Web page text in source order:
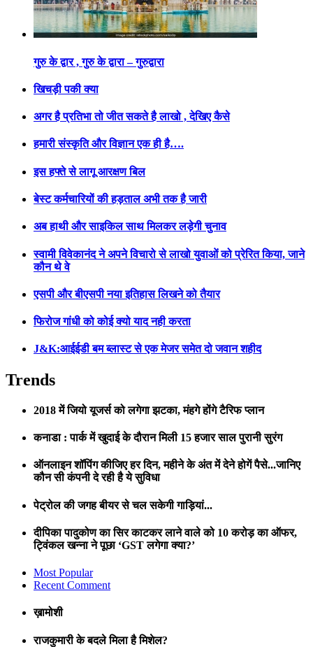
गुरु के द्वार , गुरु के द्वारा – गुरुद्वारा
खिचड़ी पकी क्या
अगर है प्रतिभा तो जीत सकते है लाखो , देखिए कैसे
हमारी संस्कृति और विज्ञान एक ही है….
इस हफ्ते से लागू आरक्षण बिल
बेस्ट कर्मचारियों की हड़ताल अभी तक है जारी
अब हाथी और साइकिल साथ मिलकर लड़ेगी चुनाव
स्वामी विवेकानंद ने अपने विचारो से लाखो युवाओं को प्रेरित किया, जाने
कौन थे वे
एसपी और बीएसपी नया इतिहास लिखने को तैयार
फिरोज गांधी को कोई क्यो याद नही करता
J&K:आईईडी बम ब्लास्ट से एक मेजर समेत दो जवान शहीद
Trends
2018 में जियो यूजर्स को लगेगा झटका, मंहगे होंगे टैरिफ प्लान
कनाडा : पार्क में खुदाई के दौरान मिली 15 हजार साल पुरानी सुरंग
ऑनलाइन शॉपिंग कीजिए हर दिन, महीने के अंत में देने होगें पैसे...जानिए
कौन सी कंपनी दे रही है ये सुविधा
पेट्रोल की जगह बीयर से चल सकेगी गाड़ियां...
दीपिका पादुकोण का सिर काटकर लाने वाले को 10 करोड़ का ऑफर,
ट्विंकल खन्ना ने पूछा ‘GST लगेगा क्या?’
Most Popular
Recent Comment
ख़ामोशी
राजकुमारी के बदले मिला है मिशेल?